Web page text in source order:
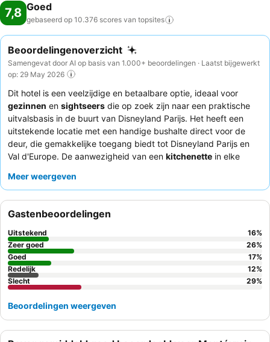
7,8 Goed
gebaseerd op 10.376 scores van topsites
Beoordelingenoverzicht
Samengevat door AI op basis van 1.000+ beoordelingen · Laatst bijgewerkt
op: 29 May 2026
Dit hotel is een veelzijdige en betaalbare optie, ideaal voor
gezinnen en sightseers die op zoek zijn naar een praktische
uitvalsbasis in de buurt van Disneyland Parijs. Het heeft een
uitstekende locatie met een handige bushalte direct voor de
deur, die gemakkelijke toegang biedt tot Disneyland Parijs en
Val d'Europe. De aanwezigheid van een kitchenette in elke
het bereiden van maaltijden, een aanzienlijk voordeel voor
algemeen vriendelijke en behulpzame receptiepersoneel, en het
ontbijt, hoewel soms druk, biedt een gemakkelijke start van de
dag met een verscheidenheid aan opties. Voor de beste
ervaring kunt u overwegen een kamer weg van de hoofdweg
aan te vragen voor een rustiger verblijf.
Meer weergeven
Gastenbeoordelingen
Uitstekend 16%
Zeer goed
26%
Goed
17%
Redelijk
12%
Slecht
29%
Beoordelingen weergeven